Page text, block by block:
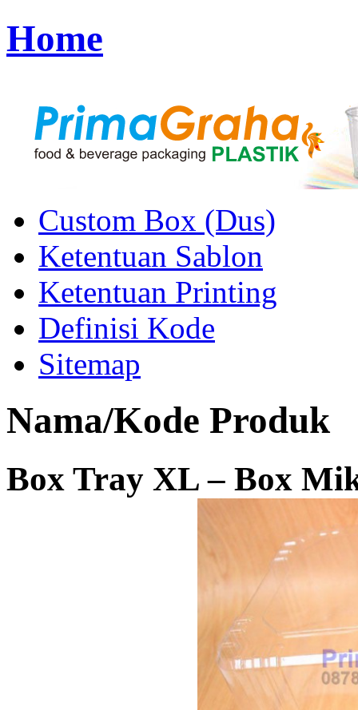
Home
Custom Box (Dus)
Ketentuan Sablon
Ketentuan Printing
Definisi Kode
Sitemap
Nama/Kode Produk
Box Tray XL – Box